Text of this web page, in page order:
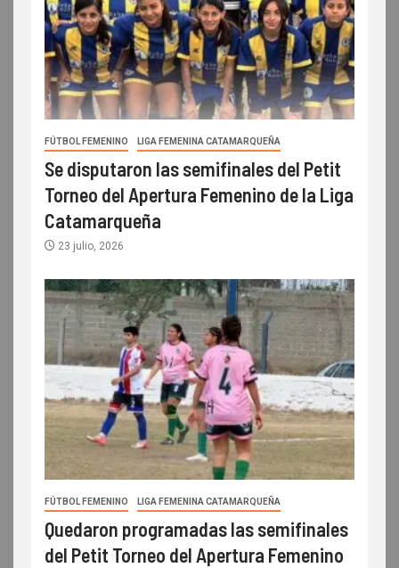
FÚTBOL FEMENINO LIGA FEMENINA CATAMARQUEÑA
Se disputaron las semifinales del Petit
Torneo del Apertura Femenino de la Liga
Catamarqueña
23 julio, 2026
FÚTBOL FEMENINO LIGA FEMENINA CATAMARQUEÑA
Quedaron programadas las semifinales
del Petit Torneo del Apertura Femenino